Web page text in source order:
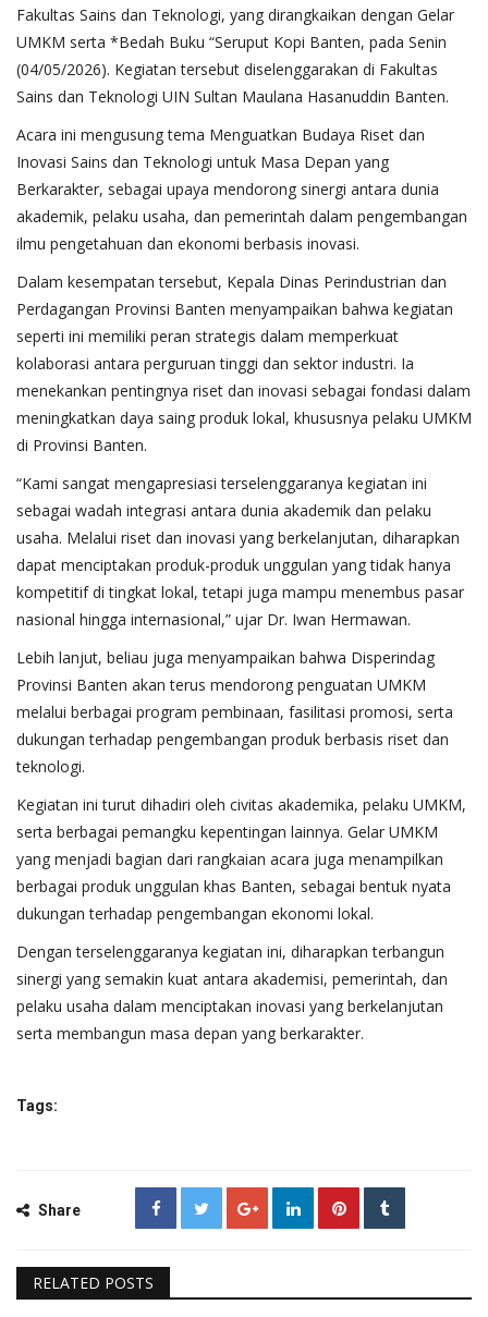
Fakultas Sains dan Teknologi, yang dirangkaikan dengan Gelar
UMKM serta *Bedah Buku “Seruput Kopi Banten, pada Senin
(04/05/2026). Kegiatan tersebut diselenggarakan di Fakultas
Sains dan Teknologi UIN Sultan Maulana Hasanuddin Banten.
Acara ini mengusung tema Menguatkan Budaya Riset dan
Inovasi Sains dan Teknologi untuk Masa Depan yang
Berkarakter, sebagai upaya mendorong sinergi antara dunia
akademik, pelaku usaha, dan pemerintah dalam pengembangan
ilmu pengetahuan dan ekonomi berbasis inovasi.
Dalam kesempatan tersebut, Kepala Dinas Perindustrian dan
Perdagangan Provinsi Banten menyampaikan bahwa kegiatan
seperti ini memiliki peran strategis dalam memperkuat
kolaborasi antara perguruan tinggi dan sektor industri. Ia
menekankan pentingnya riset dan inovasi sebagai fondasi dalam
meningkatkan daya saing produk lokal, khususnya pelaku UMKM
di Provinsi Banten.
“Kami sangat mengapresiasi terselenggaranya kegiatan ini
sebagai wadah integrasi antara dunia akademik dan pelaku
usaha. Melalui riset dan inovasi yang berkelanjutan, diharapkan
dapat menciptakan produk-produk unggulan yang tidak hanya
kompetitif di tingkat lokal, tetapi juga mampu menembus pasar
nasional hingga internasional,” ujar Dr. Iwan Hermawan.
Lebih lanjut, beliau juga menyampaikan bahwa Disperindag
Provinsi Banten akan terus mendorong penguatan UMKM
melalui berbagai program pembinaan, fasilitasi promosi, serta
dukungan terhadap pengembangan produk berbasis riset dan
teknologi.
Kegiatan ini turut dihadiri oleh civitas akademika, pelaku UMKM,
serta berbagai pemangku kepentingan lainnya. Gelar UMKM
yang menjadi bagian dari rangkaian acara juga menampilkan
berbagai produk unggulan khas Banten, sebagai bentuk nyata
dukungan terhadap pengembangan ekonomi lokal.
Dengan terselenggaranya kegiatan ini, diharapkan terbangun
sinergi yang semakin kuat antara akademisi, pemerintah, dan
pelaku usaha dalam menciptakan inovasi yang berkelanjutan
serta membangun masa depan yang berkarakter.
Tags:
Share
RELATED POSTS